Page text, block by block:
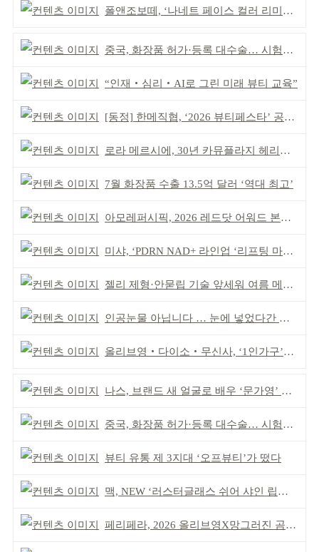
폴앤조보떼, ‘나네트 페이스 컬러 리미티드’ 출시
중국, 화장품 허가·등록 대수술… 시험자료 공용 허용
“인재‧심리‧AI로 그린 미래 뷰티 교육”
[동정] 한메직협, ‘2026 뷰티페스타’ 공동 주최
로라 메르시에, 30년 카뮤플라지 헤리티지 담아
7월 화장품 수출 13.5억 달러 ‘역대 최고’
아모레퍼시픽, 2026 레드닷 어워드 본상 2개 수상
미샤, ‘PDRN NAD+ 라인업 ‘리프팅 마스크’ 출시
젤리 제형·안묻립 기술 앞세워 여름 메이크업 시장 공략
인공눈물 아닙니다 … 눈에 넣었다간 각막 손상
올리브영‧다이소‧무신사, ‘1인가구’가 이끈다
나스, 브랜드 새 얼굴로 배우 ‘문가영’ 발탁
중국, 화장품 허가·등록 대수술… 시험자료 공용 허용
뷰티 유통 제 3지대 ‘오프뷰티’가 떴다
맥, NEW ‘러스터글래스 쉬어 샤인 립스틱’ 출시
페리페라, 2026 올리브영X망그러진 곰 콜라보